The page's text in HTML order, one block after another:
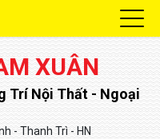
XUÂN
Trí Nội Thất - Ngoại
- Thanh Trì - HN